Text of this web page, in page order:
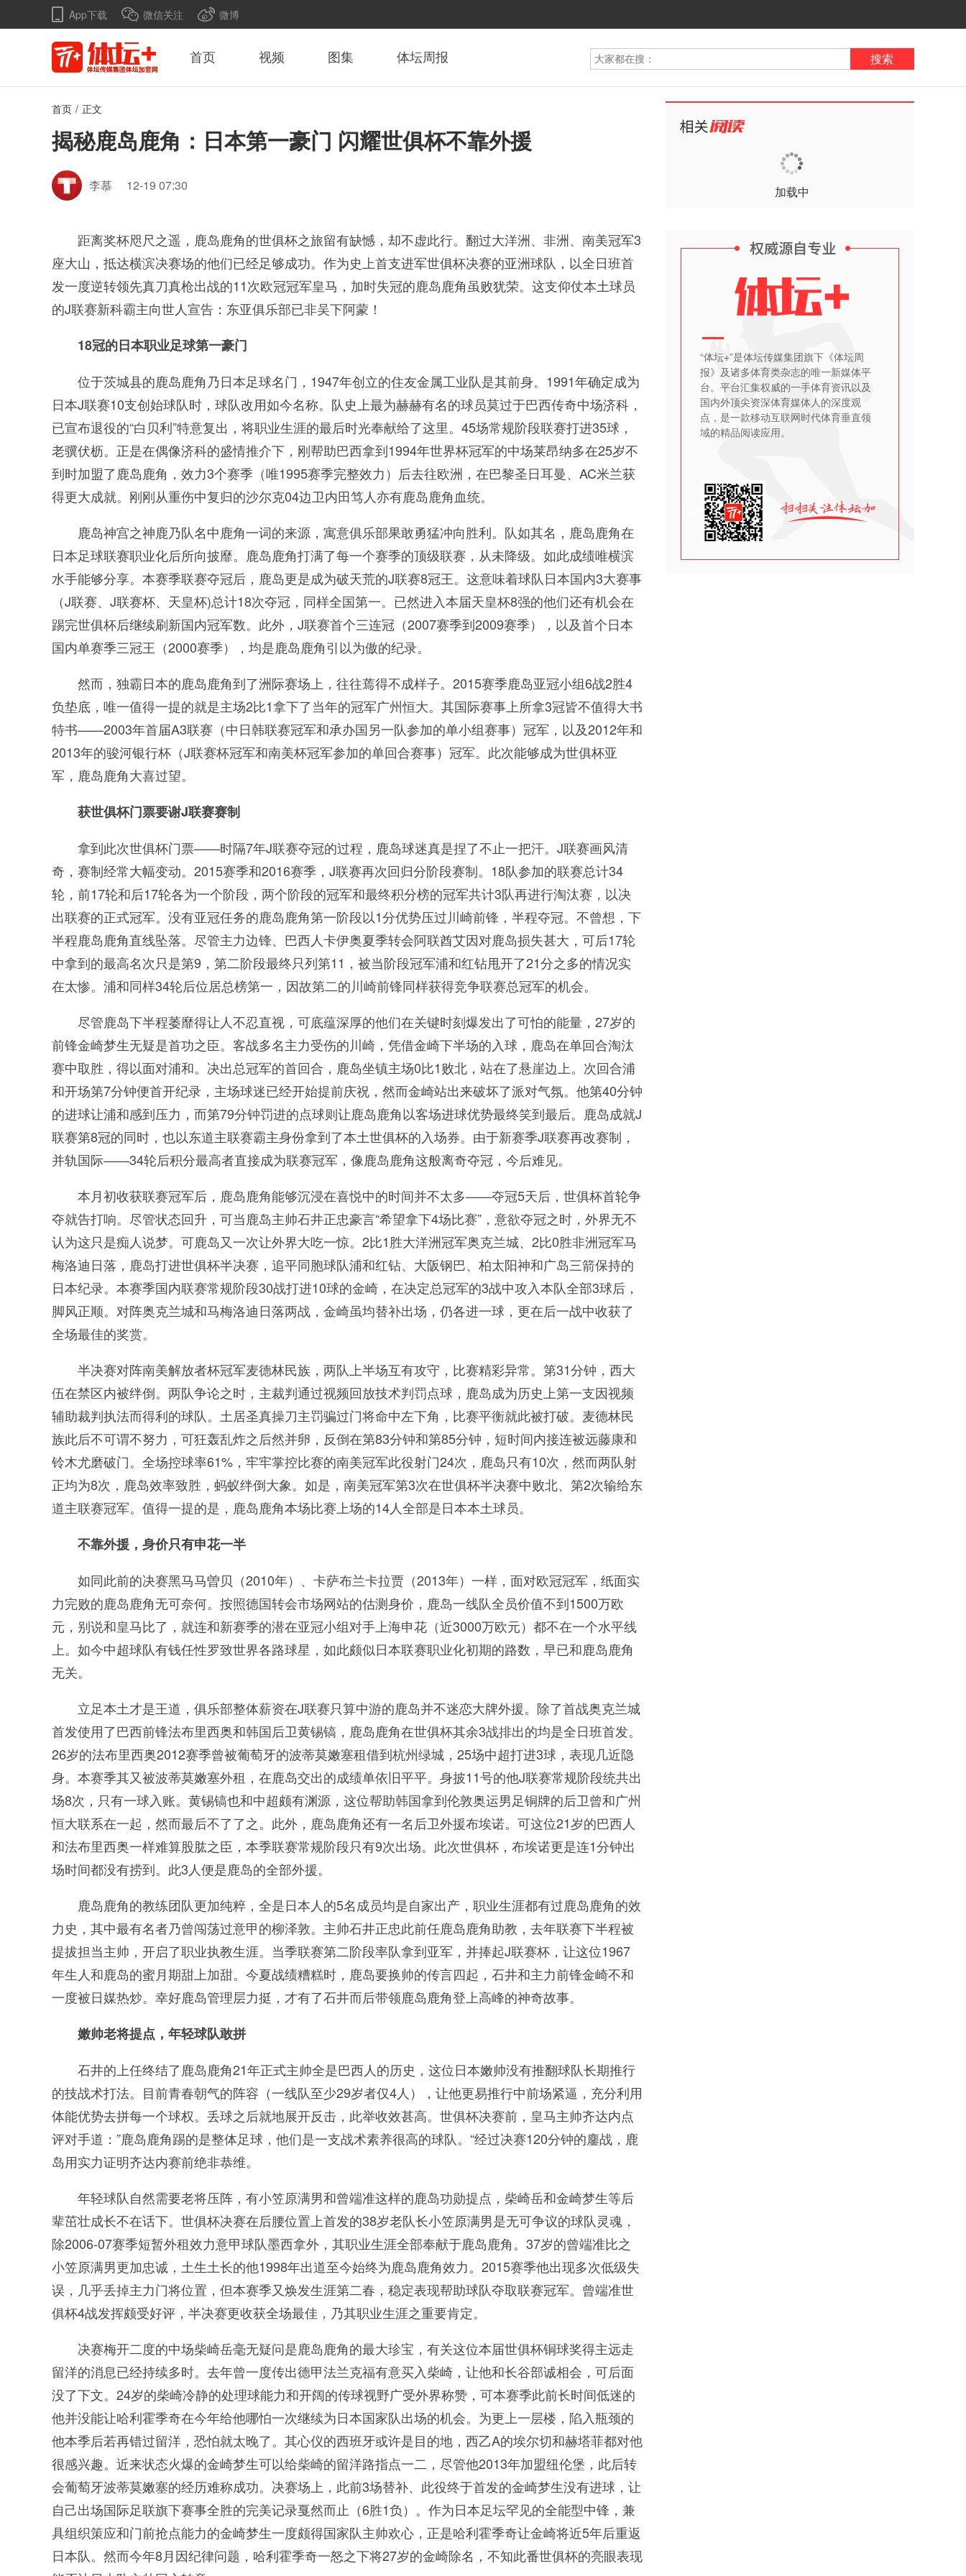
App下载 微信关注 微博
首页 视频 图集 体坛周报 搜索
首页 / 正文
揭秘鹿岛鹿角：日本第一豪门 闪耀世俱杯不靠外援
李慕 12-19 07:30
距离奖杯咫尺之遥，鹿岛鹿角的世俱杯之旅留有缺憾，却不虚此行。翻过大洋洲、非洲、南美冠军3
座大山，抵达横滨决赛场的他们已经足够成功。作为史上首支进军世俱杯决赛的亚洲球队，以全日班首
发一度逆转领先真刀真枪出战的11次欧冠冠军皇马，加时失冠的鹿岛鹿角虽败犹荣。这支仰仗本土球员
的J联赛新科霸主向世人宣告：东亚俱乐部已非吴下阿蒙！
18冠的日本职业足球第一豪门
位于茨城县的鹿岛鹿角乃日本足球名门，1947年创立的住友金属工业队是其前身。1991年确定成为
日本J联赛10支创始球队时，球队改用如今名称。队史上最为赫赫有名的球员莫过于巴西传奇中场济科，
已宣布退役的“白贝利”特意复出，将职业生涯的最后时光奉献给了这里。45场常规阶段联赛打进35球，
老骥伏枥。正是在偶像济科的盛情推介下，刚帮助巴西拿到1994年世界杯冠军的中场莱昂纳多在25岁不
到时加盟了鹿岛鹿角，效力3个赛季（唯1995赛季完整效力）后去往欧洲，在巴黎圣日耳曼、AC米兰获
得更大成就。刚刚从重伤中复归的沙尔克04边卫内田笃人亦有鹿岛鹿角血统。
鹿岛神宫之神鹿乃队名中鹿角一词的来源，寓意俱乐部果敢勇猛冲向胜利。队如其名，鹿岛鹿角在
日本足球联赛职业化后所向披靡。鹿岛鹿角打满了每一个赛季的顶级联赛，从未降级。如此成绩唯横滨
水手能够分享。本赛季联赛夺冠后，鹿岛更是成为破天荒的J联赛8冠王。这意味着球队日本国内3大赛事
（J联赛、J联赛杯、天皇杯)总计18次夺冠，同样全国第一。已然进入本届天皇杯8强的他们还有机会在
踢完世俱杯后继续刷新国内冠军数。此外，J联赛首个三连冠（2007赛季到2009赛季），以及首个日本
国内单赛季三冠王（2000赛季），均是鹿岛鹿角引以为傲的纪录。
然而，独霸日本的鹿岛鹿角到了洲际赛场上，往往蔫得不成样子。2015赛季鹿岛亚冠小组6战2胜4
负垫底，唯一值得一提的就是主场2比1拿下了当年的冠军广州恒大。其国际赛事上所拿3冠皆不值得大书
特书——2003年首届A3联赛（中日韩联赛冠军和承办国另一队参加的单小组赛事）冠军，以及2012年和
2013年的骏河银行杯（J联赛杯冠军和南美杯冠军参加的单回合赛事）冠军。此次能够成为世俱杯亚
军，鹿岛鹿角大喜过望。
获世俱杯门票要谢J联赛赛制
拿到此次世俱杯门票——时隔7年J联赛夺冠的过程，鹿岛球迷真是捏了不止一把汗。J联赛画风清
奇，赛制经常大幅变动。2015赛季和2016赛季，J联赛再次回归分阶段赛制。18队参加的联赛总计34
轮，前17轮和后17轮各为一个阶段，两个阶段的冠军和最终积分榜的冠军共计3队再进行淘汰赛，以决
出联赛的正式冠军。没有亚冠任务的鹿岛鹿角第一阶段以1分优势压过川崎前锋，半程夺冠。不曾想，下
半程鹿岛鹿角直线坠落。尽管主力边锋、巴西人卡伊奥夏季转会阿联酋艾因对鹿岛损失甚大，可后17轮
中拿到的最高名次只是第9，第二阶段最终只列第11，被当阶段冠军浦和红钻甩开了21分之多的情况实
在太惨。浦和同样34轮后位居总榜第一，因故第二的川崎前锋同样获得竞争联赛总冠军的机会。
尽管鹿岛下半程萎靡得让人不忍直视，可底蕴深厚的他们在关键时刻爆发出了可怕的能量，27岁的
前锋金崎梦生无疑是首功之臣。客战多名主力受伤的川崎，凭借金崎下半场的入球，鹿岛在单回合淘汰
赛中取胜，得以面对浦和。决出总冠军的首回合，鹿岛坐镇主场0比1败北，站在了悬崖边上。次回合浦
和开场第7分钟便首开纪录，主场球迷已经开始提前庆祝，然而金崎站出来破坏了派对气氛。他第40分钟
的进球让浦和感到压力，而第79分钟罚进的点球则让鹿岛鹿角以客场进球优势最终笑到最后。鹿岛成就J
联赛第8冠的同时，也以东道主联赛霸主身份拿到了本土世俱杯的入场券。由于新赛季J联赛再改赛制，
并轨国际——34轮后积分最高者直接成为联赛冠军，像鹿岛鹿角这般离奇夺冠，今后难见。
本月初收获联赛冠军后，鹿岛鹿角能够沉浸在喜悦中的时间并不太多——夺冠5天后，世俱杯首轮争
夺就告打响。尽管状态回升，可当鹿岛主帅石井正忠豪言“希望拿下4场比赛”，意欲夺冠之时，外界无不
认为这只是痴人说梦。可鹿岛又一次让外界大吃一惊。2比1胜大洋洲冠军奥克兰城、2比0胜非洲冠军马
梅洛迪日落，鹿岛打进世俱杯半决赛，追平同胞球队浦和红钻、大阪钢巴、柏太阳神和广岛三箭保持的
日本纪录。本赛季国内联赛常规阶段30战打进10球的金崎，在决定总冠军的3战中攻入本队全部3球后，
脚风正顺。对阵奥克兰城和马梅洛迪日落两战，金崎虽均替补出场，仍各进一球，更在后一战中收获了
全场最佳的奖赏。
半决赛对阵南美解放者杯冠军麦德林民族，两队上半场互有攻守，比赛精彩异常。第31分钟，西大
伍在禁区内被绊倒。两队争论之时，主裁判通过视频回放技术判罚点球，鹿岛成为历史上第一支因视频
辅助裁判执法而得利的球队。土居圣真操刀主罚骗过门将命中左下角，比赛平衡就此被打破。麦德林民
族此后不可谓不努力，可狂轰乱炸之后然并卵，反倒在第83分钟和第85分钟，短时间内接连被远藤康和
铃木尤磨破门。全场控球率61%，牢牢掌控比赛的南美冠军此役射门24次，鹿岛只有10次，然而两队射
正均为8次，鹿岛效率致胜，蚂蚁绊倒大象。如是，南美冠军第3次在世俱杯半决赛中败北、第2次输给东
道主联赛冠军。值得一提的是，鹿岛鹿角本场比赛上场的14人全部是日本本土球员。
不靠外援，身价只有申花一半
如同此前的决赛黑马马曽贝（2010年）、卡萨布兰卡拉贾（2013年）一样，面对欧冠冠军，纸面实
力完败的鹿岛鹿角无可奈何。按照德国转会市场网站的估测身价，鹿岛一线队全员价值不到1500万欧
元，别说和皇马比了，就连和新赛季的潜在亚冠小组对手上海申花（近3000万欧元）都不在一个水平线
上。如今中超球队有钱任性罗致世界各路球星，如此颇似日本联赛职业化初期的路数，早已和鹿岛鹿角
无关。
立足本土才是王道，俱乐部整体薪资在J联赛只算中游的鹿岛并不迷恋大牌外援。除了首战奥克兰城
首发使用了巴西前锋法布里西奥和韩国后卫黄锡镐，鹿岛鹿角在世俱杯其余3战排出的均是全日班首发。
26岁的法布里西奥2012赛季曾被葡萄牙的波蒂莫嫩塞租借到杭州绿城，25场中超打进3球，表现几近隐
身。本赛季其又被波蒂莫嫩塞外租，在鹿岛交出的成绩单依旧平平。身披11号的他J联赛常规阶段统共出
场8次，只有一球入账。黄锡镐也和中超颇有渊源，这位帮助韩国拿到伦敦奥运男足铜牌的后卫曾和广州
恒大联系在一起，然而最后不了了之。此外，鹿岛鹿角还有一名后卫外援布埃诺。可这位21岁的巴西人
和法布里西奥一样难算股肱之臣，本季联赛常规阶段只有9次出场。此次世俱杯，布埃诺更是连1分钟出
场时间都没有捞到。此3人便是鹿岛的全部外援。
鹿岛鹿角的教练团队更加纯粹，全是日本人的5名成员均是自家出产，职业生涯都有过鹿岛鹿角的效
力史，其中最有名者乃曾闯荡过意甲的柳泽敦。主帅石井正忠此前任鹿岛鹿角助教，去年联赛下半程被
提拔担当主帅，开启了职业执教生涯。当季联赛第二阶段率队拿到亚军，并捧起J联赛杯，让这位1967
年生人和鹿岛的蜜月期甜上加甜。今夏战绩糟糕时，鹿岛要换帅的传言四起，石井和主力前锋金崎不和
一度被日媒热炒。幸好鹿岛管理层力挺，才有了石井而后带领鹿岛鹿角登上高峰的神奇故事。
嫩帅老将提点，年轻球队敢拼
石井的上任终结了鹿岛鹿角21年正式主帅全是巴西人的历史，这位日本嫩帅没有推翻球队长期推行
的技战术打法。目前青春朝气的阵容（一线队至少29岁者仅4人），让他更易推行中前场紧逼，充分利用
体能优势去拼每一个球权。丢球之后就地展开反击，此举收效甚高。世俱杯决赛前，皇马主帅齐达内点
评对手道：”鹿岛鹿角踢的是整体足球，他们是一支战术素养很高的球队。“经过决赛120分钟的鏖战，鹿
岛用实力证明齐达内赛前绝非恭维。
年轻球队自然需要老将压阵，有小笠原满男和曾端准这样的鹿岛功勋提点，柴崎岳和金崎梦生等后
辈茁壮成长不在话下。世俱杯决赛在后腰位置上首发的38岁老队长小笠原满男是无可争议的球队灵魂，
除2006-07赛季短暂外租效力意甲球队墨西拿外，其职业生涯全部奉献于鹿岛鹿角。37岁的曾端准比之
小笠原满男更加忠诚，土生土长的他1998年出道至今始终为鹿岛鹿角效力。2015赛季他出现多次低级失
误，几乎丢掉主力门将位置，但本赛季又焕发生涯第二春，稳定表现帮助球队夺取联赛冠军。曾端准世
俱杯4战发挥颇受好评，半决赛更收获全场最佳，乃其职业生涯之重要肯定。
决赛梅开二度的中场柴崎岳毫无疑问是鹿岛鹿角的最大珍宝，有关这位本届世俱杯铜球奖得主远走
留洋的消息已经持续多时。去年曾一度传出德甲法兰克福有意买入柴崎，让他和长谷部诚相会，可后面
没了下文。24岁的柴崎冷静的处理球能力和开阔的传球视野广受外界称赞，可本赛季此前长时间低迷的
他并没能让哈利霍季奇在今年给他哪怕一次继续为日本国家队出场的机会。为更上一层楼，陷入瓶颈的
他本季后若再错过留洋，恐怕就太晚了。其心仪的西班牙或许是目的地，西乙A的埃尔切和赫塔菲都对他
很感兴趣。近来状态火爆的金崎梦生可以给柴崎的留洋路指点一二，尽管他2013年加盟纽伦堡，此后转
会葡萄牙波蒂莫嫩塞的经历难称成功。决赛场上，此前3场替补、此役终于首发的金崎梦生没有进球，让
自己出场国际足联旗下赛事全胜的完美记录戛然而止（6胜1负）。作为日本足坛罕见的全能型中锋，兼
具组织策应和门前抢点能力的金崎梦生一度颇得国家队主帅欢心，正是哈利霍季奇让金崎将近5年后重返
日本队。然而今年8月因纪律问题，哈利霍季奇一怒之下将27岁的金崎除名，不知此番世俱杯的亮眼表现
加载中
“体坛+”是体坛传媒集团旗下《体坛周
报》及诸多体育类杂志的唯一新媒体平
台。平台汇集权威的一手体育资讯以及
国内外顶尖资深体育媒体人的深度观
点，是一款移动互联网时代体育垂直领
域的精品阅读应用。